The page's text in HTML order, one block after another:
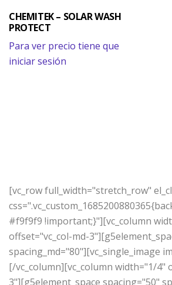
CHEMITEK – SOLAR WASH
PROTECT
Para ver precio tiene que
iniciar sesión
[vc_row full_width="stretch_row"
#f9f9f9 !important;}"][vc_column
offset="vc_col-md-
spacing_md="80"][vc_single_image
[/vc_column][vc_column width="1/4"
3"][g5element_space spacing="50"